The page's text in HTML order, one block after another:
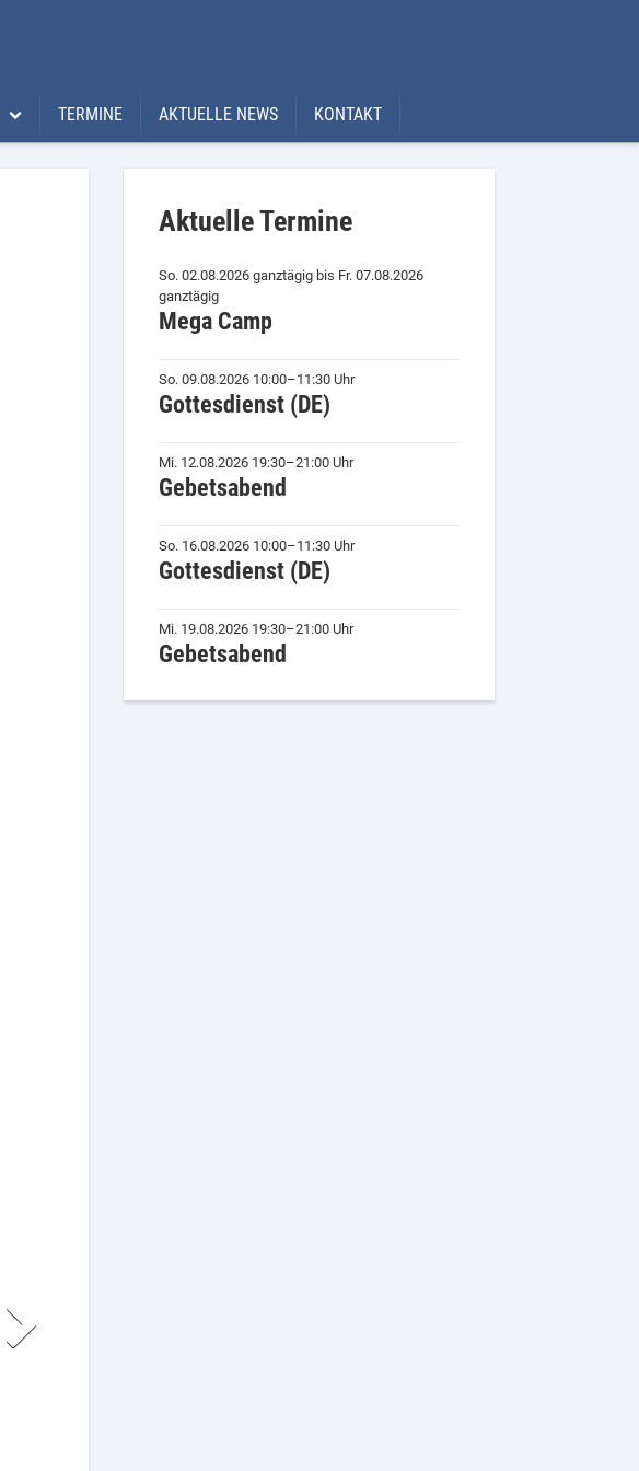
TERMINE AKTUELLE NEWS KONTAKT
Aktuelle Termine
So. 02.08.2026 ganztägig bis Fr. 07.08.2026
ganztägig
Mega Camp
So. 09.08.2026 10:00–11:30 Uhr
Gottesdienst (DE)
Mi. 12.08.2026 19:30–21:00 Uhr
Gebetsabend
So. 16.08.2026 10:00–11:30 Uhr
Gottesdienst (DE)
Mi. 19.08.2026 19:30–21:00 Uhr
Gebetsabend